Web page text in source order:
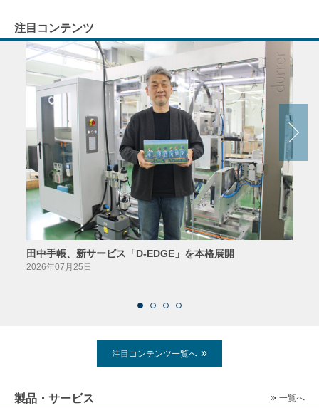
注目コンテンツ
田中手帳、新サービス「D-EDGE」を本格展開
2026年07月25日
注目コンテンツ一覧へ
製品・サービス 一覧へ